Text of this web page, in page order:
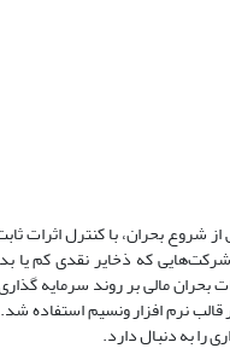
بحران، با کنترل اثرات
که ذخایر نقدی کم یا
بحران مالی بر روند سرمایه
های پویا در قالب نرم افزار ونسیم
به دنبال دارد.